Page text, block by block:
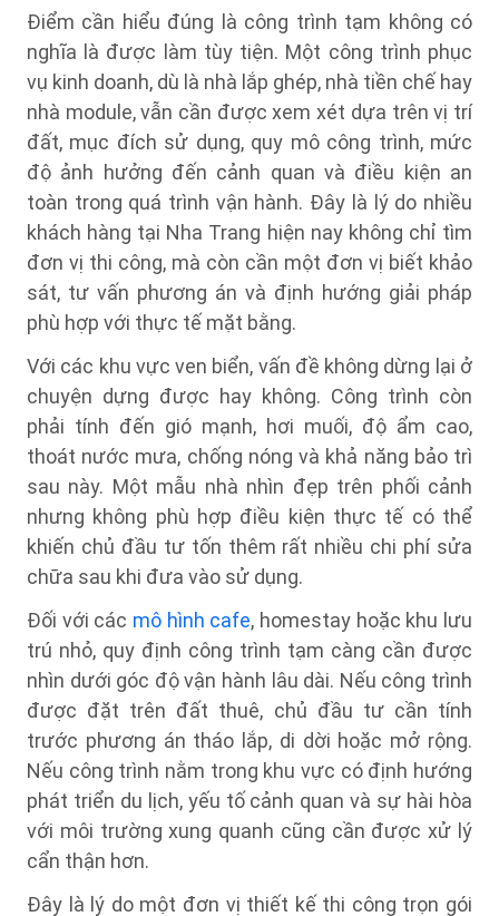
Điểm cần hiểu đúng là công trình tạm không có
nghĩa là được làm tùy tiện. Một công trình phục
vụ kinh doanh, dù là nhà lắp ghép, nhà tiền chế hay
nhà module, vẫn cần được xem xét dựa trên vị trí
đất, mục đích sử dụng, quy mô công trình, mức
độ ảnh hưởng đến cảnh quan và điều kiện an
toàn trong quá trình vận hành. Đây là lý do nhiều
khách hàng tại Nha Trang hiện nay không chỉ tìm
đơn vị thi công, mà còn cần một đơn vị biết khảo
sát, tư vấn phương án và định hướng giải pháp
phù hợp với thực tế mặt bằng.
Với các khu vực ven biển, vấn đề không dừng lại ở
chuyện dựng được hay không. Công trình còn
phải tính đến gió mạnh, hơi muối, độ ẩm cao,
thoát nước mưa, chống nóng và khả năng bảo trì
sau này. Một mẫu nhà nhìn đẹp trên phối cảnh
nhưng không phù hợp điều kiện thực tế có thể
khiến chủ đầu tư tốn thêm rất nhiều chi phí sửa
chữa sau khi đưa vào sử dụng.
Đối với các mô hình cafe, homestay hoặc khu lưu
trú nhỏ, quy định công trình tạm càng cần được
nhìn dưới góc độ vận hành lâu dài. Nếu công trình
được đặt trên đất thuê, chủ đầu tư cần tính
trước phương án tháo lắp, di dời hoặc mở rộng.
Nếu công trình nằm trong khu vực có định hướng
phát triển du lịch, yếu tố cảnh quan và sự hài hòa
với môi trường xung quanh cũng cần được xử lý
cẩn thận hơn.
Đây là lý do một đơn vị thiết kế thi công trọn gói